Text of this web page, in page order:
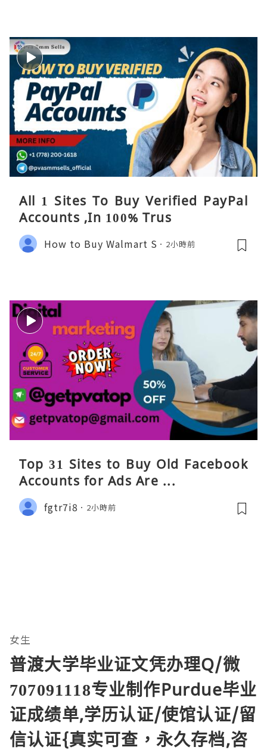
All 1 Sites To Buy Verified PayPal
Accounts ,In 100% Trus
How to Buy Walmart S 2小時前
Top 31 Sites to Buy Old Facebook
Accounts​ for Ads Are ...
fgtr7i8 2小時前
女生
普渡大学毕业证文凭办理Q/微
707091118专业制作Purdue毕业
证成绩单,学历认证/使馆认证/留
信认证{真实可查，永久存档,咨